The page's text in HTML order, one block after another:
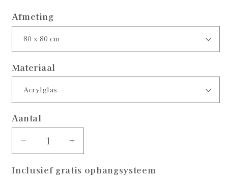
Afmeting
Materiaal
Aantal
Aantal
verlagen
voor
Aantal
verhogen
voor
Inclusief gratis ophangsysteem